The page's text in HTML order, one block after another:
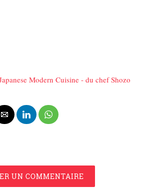
Modern Cuisine - du chef Shozo
UN COMMENTAIRE